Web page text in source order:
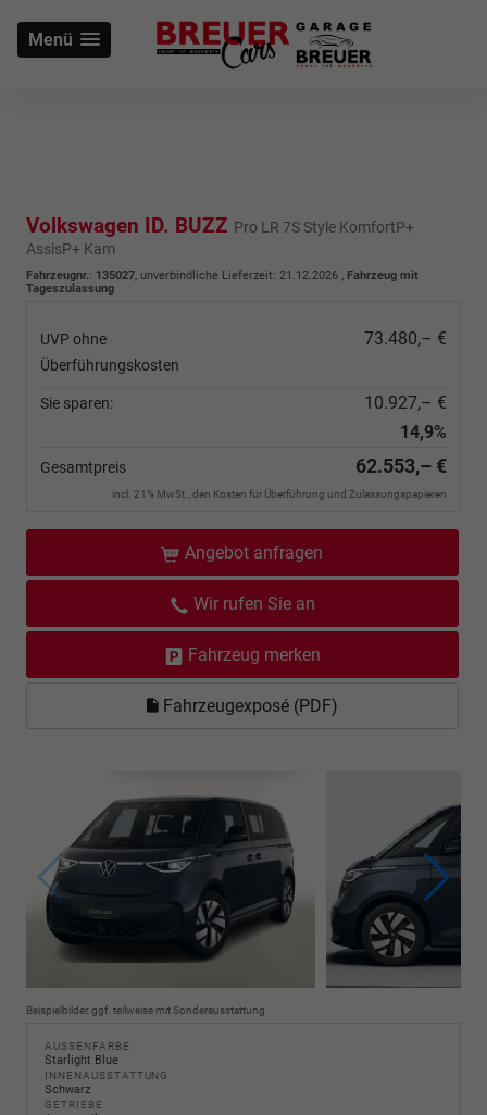
Menü
Volkswagen ID. BUZZ Pro LR 7S Style KomfortP+
AssisP+ Kam
Fahrzeugnr.: 135027, unverbindliche Lieferzeit: 21.12.2026 , Fahrzeug mit
Tageszulassung
UVP ohne
Überführungskosten
73.480,– €
Sie sparen:
10.927,– €
14,9%
Gesamtpreis 62.553,– €
incl. 21% MwSt., den Kosten für Überführung und Zulassungspapieren
Angebot anfragen
Wir rufen Sie an
Fahrzeug merken
Fahrzeugexposé (PDF)
Beispielbilder, ggf. teilweise mit Sonderausstattung
AUSSENFARBE
Starlight Blue
INNENAUSSTATTUNG
Schwarz
GETRIEBE